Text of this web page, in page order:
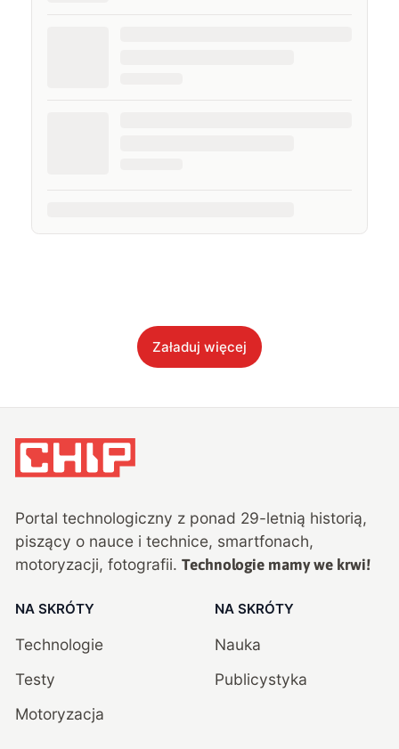
Załaduj więcej
Portal technologiczny z ponad 29-letnią historią,
piszący o nauce i technice, smartfonach,
motoryzacji, fotografii. Technologie mamy we krwi!
NA SKRÓTY
Technologie
Testy
Motoryzacja
NA SKRÓTY
Nauka
Publicystyka